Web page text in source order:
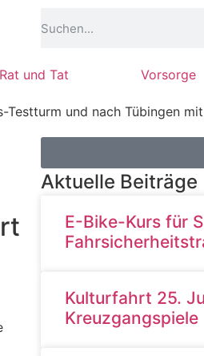
Rat und Tat Vorsorge
und nach Tübingen
Aktuelle Beiträge
E-Bike-Kurs für
Kulturfahrt 25.
Kreuzgangspiele